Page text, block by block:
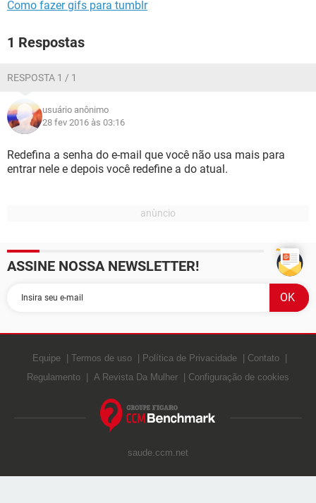
Como fazer gifs para tumblr
1 Respostas
RESPOSTA 1 / 1
usuário anônimo
28 fev 2016 às 03:16
Redefina a senha do e-mail que você não usa mais para
entrar nele e depois você redefine a do atual.
ASSINE NOSSA NEWSLETTER!
Equipe Termos de uso Política de Privacidade
Contato
Regulamento
A Revista Da Mulher Configuração de cookies
saude.ccm.net